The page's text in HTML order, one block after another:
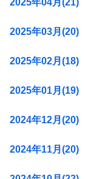
2025年04月(21)
2025年03月(20)
2025年02月(18)
2025年01月(19)
2024年12月(20)
2024年11月(20)